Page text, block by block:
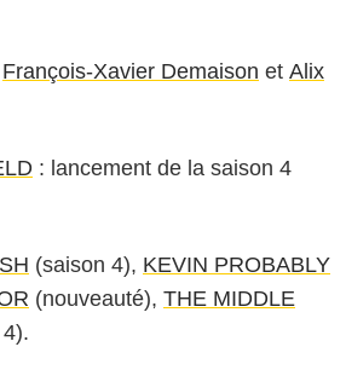
François-Xavier Demaison et Alix
: lancement de la saison 4
(saison 4), KEVIN PROBABLY
(nouveauté), THE MIDDLE